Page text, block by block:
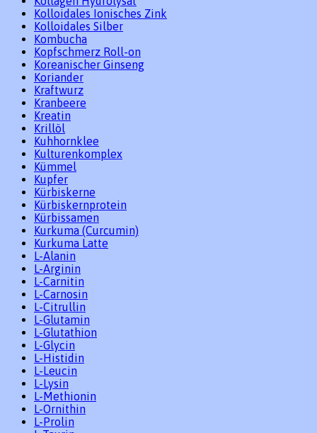
Kolloidales Ionisches Zink
Kolloidales Silber
Kombucha
Kopfschmerz Roll-on
Koreanischer Ginseng
Koriander
Kraftwurz
Kranbeere
Kreatin
Krillöl
Kuhhornklee
Kulturenkomplex
Kümmel
Kupfer
Kürbiskerne
Kürbiskernprotein
Kürbissamen
Kurkuma (Curcumin)
Kurkuma Latte
L-Alanin
L-Arginin
L-Carnitin
L-Carnosin
L-Citrullin
L-Glutamin
L-Glutathion
L-Glycin
L-Histidin
L-Leucin
L-Lysin
L-Methionin
L-Ornithin
L-Prolin